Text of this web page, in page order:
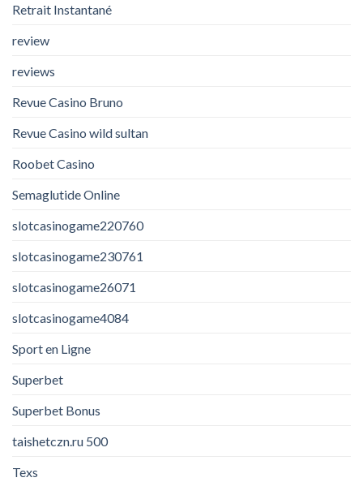
Retrait Instantané
review
reviews
Revue Casino Bruno
Revue Casino wild sultan
Roobet Casino
Semaglutide Online
slotcasinogame220760
slotcasinogame230761
slotcasinogame26071
slotcasinogame4084
Sport en Ligne
Superbet
Superbet Bonus
taishetczn.ru 500
Texs